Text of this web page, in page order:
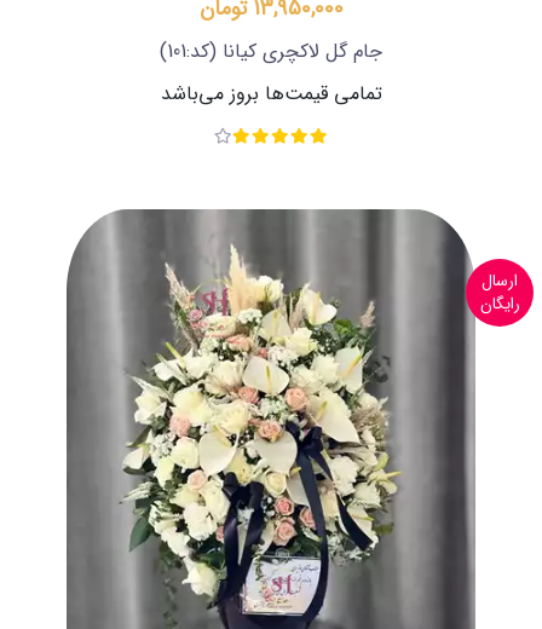
13,950,000 تومان
جام گل لاکچری کیانا (کد:101)
تمامی قیمت‌ها بروز می‌باشد
ارسال
رایگان